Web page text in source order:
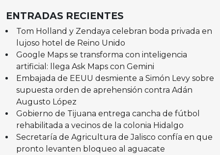
ENTRADAS RECIENTES
Tom Holland y Zendaya celebran boda privada en
lujoso hotel de Reino Unido
Google Maps se transforma con inteligencia
artificial: llega Ask Maps con Gemini
Embajada de EEUU desmiente a Simón Levy sobre
supuesta orden de aprehensión contra Adán
Augusto López
Gobierno de Tijuana entrega cancha de fútbol
rehabilitada a vecinos de la colonia Hidalgo
Secretaría de Agricultura de Jalisco confía en que
pronto levanten bloqueo al aguacate